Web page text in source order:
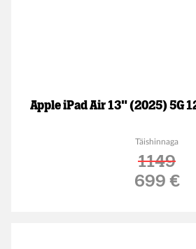
Apple iPad Air 13" (2025) 5G
Täishinnaga
1149
699 €